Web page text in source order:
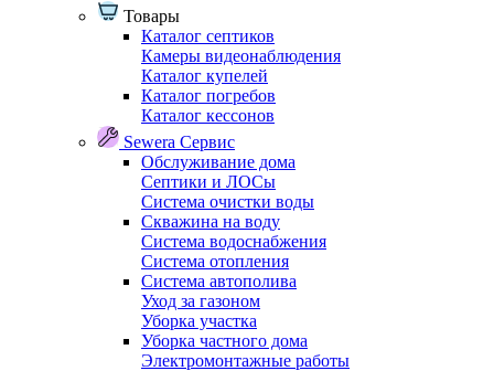
Товары
Каталог септиков
Камеры видеонаблюдения
Каталог купелей
Каталог погребов
Каталог кессонов
Sewera Сервис
Обслуживание дома
Септики и ЛОСы
Система очистки воды
Скважина на воду
Система водоснабжения
Система отопления
Система автополива
Уход за газоном
Уборка участка
Уборка частного дома
Электромонтажные работы